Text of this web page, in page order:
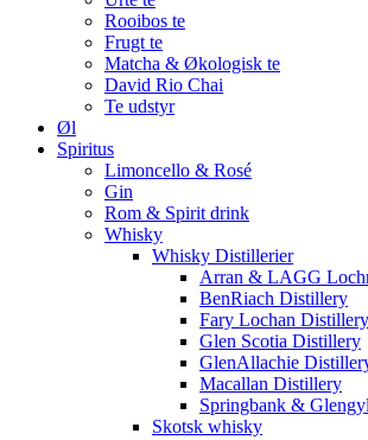
Rooibos te
Frugt te
Matcha & Økologisk te
David Rio Chai
Te udstyr
Øl
Spiritus
Limoncello & Rosé
Gin
Rom & Spirit drink
Whisky
Whisky Distillerier
Arran & LAGG
BenRiach Distillery
Fary Lochan Distillery
Glen Scotia Distillery
GlenAllachie
Macallan Distillery
Springbank &
Skotsk whisky